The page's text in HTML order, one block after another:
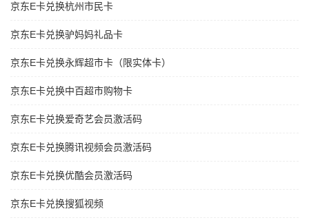
京东E卡兑换杭州市民卡
京东E卡兑换驴妈妈礼品卡
京东E卡兑换永辉超市卡（限实体卡）
京东E卡兑换中百超市购物卡
京东E卡兑换爱奇艺会员激活码
京东E卡兑换腾讯视频会员激活码
京东E卡兑换优酷会员激活码
京东E卡兑换搜狐视频